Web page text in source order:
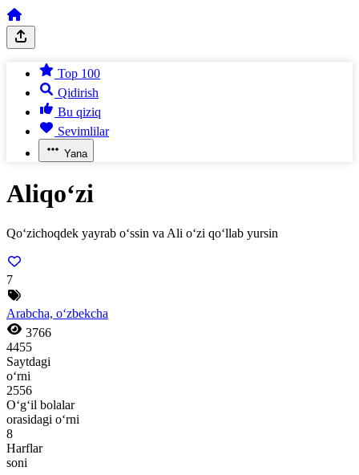
Top 100
Qidirish
Bu qiziq
Sevimlilar
Yana
Aliqo‘zi
Qo‘zichoqdek yayrab o‘ssin va Ali o‘zi qo‘llab yursin
7
Arabcha, o‘zbekcha
3766
4455
Saytdagi
o‘rni
2556
O‘g‘il bolalar
orasidagi o‘rni
8
Harflar
soni